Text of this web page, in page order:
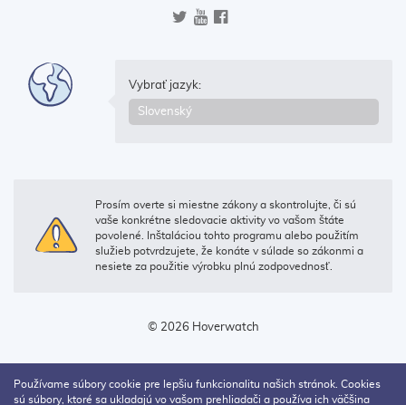
Vybrať jazyk:
Prosím overte si miestne zákony a skontrolujte, či sú
vaše konkrétne sledovacie aktivity vo vašom štáte
povolené. Inštaláciou tohto programu alebo použitím
služieb potvrdzujete, že konáte v súlade so zákonmi a
nesiete za použitie výrobku plnú zodpovednosť.
© 2026 Hoverwatch
Používame súbory cookie pre lepšiu funkcionalitu našich stránok. Cookies
sú súbory, ktoré sa ukladajú vo vašom prehliadači a používa ich väčšina